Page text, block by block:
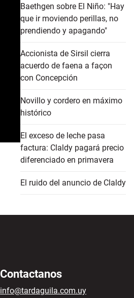
Baethgen sobre El Niño: "Hay
que ir moviendo perillas, no
prendiendo y apagando"
Accionista de Sirsil cierra
acuerdo de faena a façon
con Concepción
Novillo y cordero en máximo
histórico
El exceso de leche pasa
factura: Claldy pagará precio
diferenciado en primavera
El ruido del anuncio de Claldy
Contactanos
info@tardaguila.com.uy